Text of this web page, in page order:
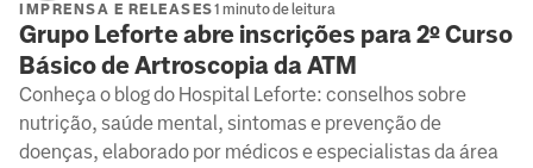
IMPRENSA E RELEASES1 minuto de leitura
Grupo Leforte abre inscrições para 2º Curso
Básico de Artroscopia da ATM
Conheça o blog do Hospital Leforte: conselhos sobre
nutrição, saúde mental, sintomas e prevenção de
doenças, elaborado por médicos e especialistas da área